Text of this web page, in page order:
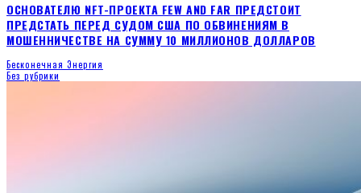
ОСНОВАТЕЛЮ NFT-ПРОЕКТА FEW AND FAR ПРЕДСТОИТ
ПРЕДСТАТЬ ПЕРЕД СУДОМ США ПО ОБВИНЕНИЯМ В
МОШЕННИЧЕСТВЕ НА СУММУ 10 МИЛЛИОНОВ ДОЛЛАРОВ
Бесконечная Энергия
Без рубрики